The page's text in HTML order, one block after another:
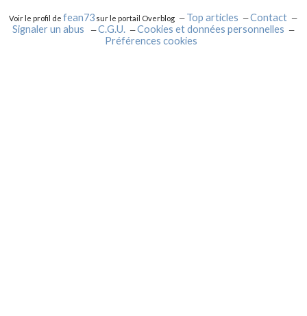
Voir le profil defean73 sur le portail Overblog Top articles
Contact
Signaler un abus
C.G.U.
Cookies et données personnelles
Préférences cookies